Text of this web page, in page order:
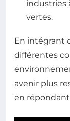
industries
vertes.
En intégrant
différentes
avenir plus
en